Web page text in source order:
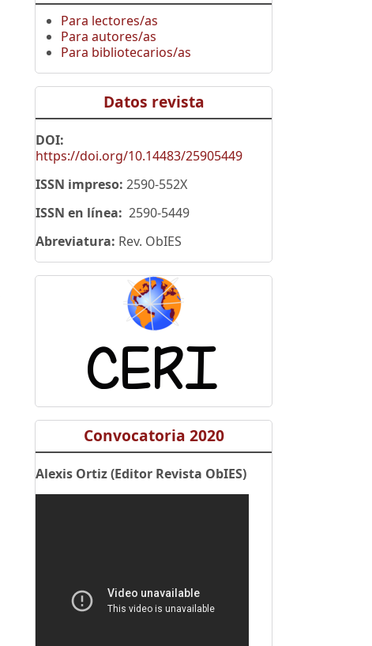
Para lectores/as
Para autores/as
Para bibliotecarios/as
Datos revista
DOI:
https://doi.org/10.14483/25905449
ISSN impreso: 2590-552X
ISSN en línea: 2590-5449
Abreviatura: Rev. ObIES
Convocatoria 2020
Alexis Ortiz (Editor Revista ObIES)